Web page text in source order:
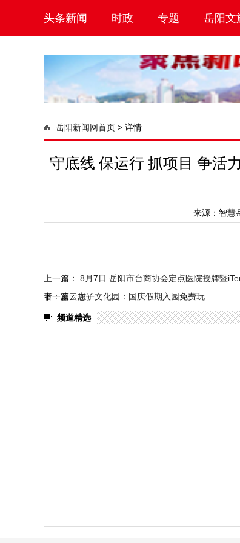
头条新闻 时政 专题 岳阳文
岳阳新闻网首页 > 详情
守底线 保运行 抓项目 争活
来源： 智慧
上一篇： 8月7日 岳阳市台商协会定点医院授牌暨
者：凌云志）
下一篇：屈子文化园：国庆假期入园免费玩
频道精选